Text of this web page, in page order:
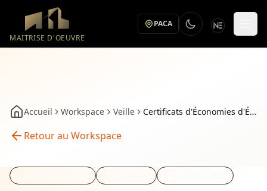
Aller au contenu principal
MAITRISE D'OEUVRE
PACA
Accueil Workspace Veille Certificats d'Économies d'Énergie : Nouvelles fiches et évolutions 2025 — Certificats economies energie nouvelles fiches
Retour au Workspace